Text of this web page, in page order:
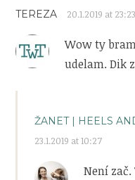
TEREZA 20.1.2019 at 23:23
Wow ty
udelam. Dik
ŽANET | HEELS
23.1.2019 at 10:27
Není